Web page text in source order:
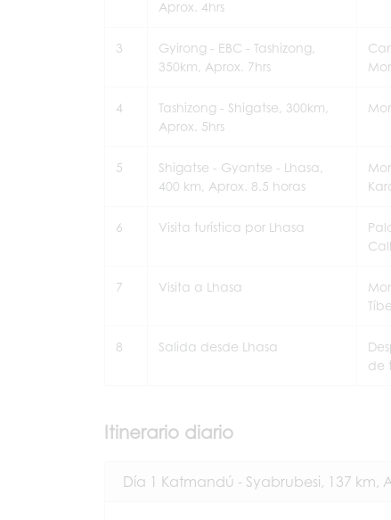
Aprox. 4hrs
3
Gyirong - EBC - Tashizong,
350km, Aprox. 7hrs
4
Tashizong - Shigatse, 300km,
Aprox. 5hrs
5
Shigatse - Gyantse - Lhasa,
400 km, Aprox. 8.5 horas
6 Visita turística por Lhasa
7 Visita a Lhasa
8 Salida desde Lhasa
de
Itinerario diario
Día 1 Katmandú - Syabrubesi, 137 km,